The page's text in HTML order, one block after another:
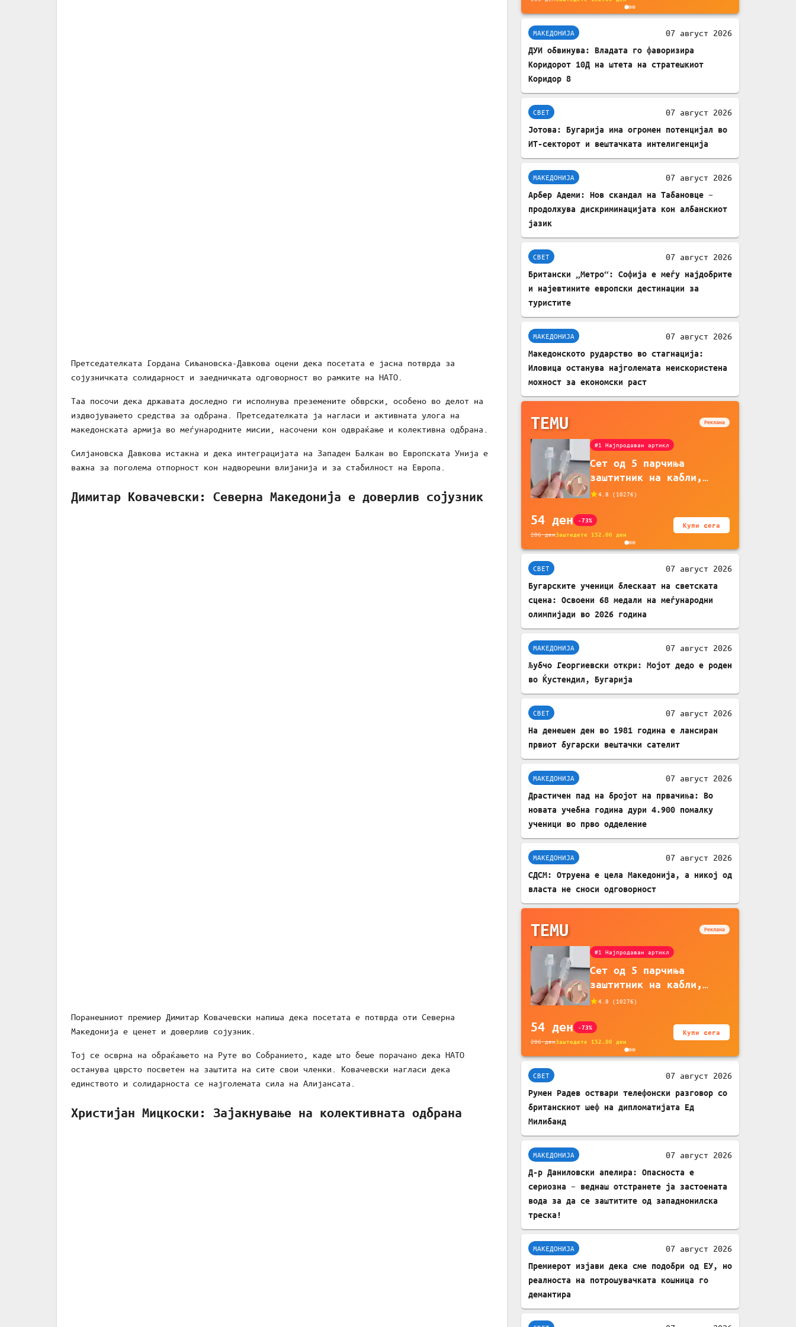
Претседателката Гордана Сиљановска-Давкова оцени дека посетата е јасна потврда за
сојузничката солидарност и заедничката одговорност во рамките на НАТО.
Таа посочи дека државата доследно ги исполнува преземените обврски, особено во делот на
издвојувањето средства за одбрана. Претседателката ја нагласи и активната улога на
македонската армија во меѓународните мисии, насочени кон одвраќање и колективна одбрана.
Силјановска Давкова истакна и дека интеграцијата на Западен Балкан во Европската Унија е
важна за поголема отпорност кон надворешни влијанија и за стабилност на Европа.
Димитар Ковачевски: Северна Македонија е доверлив сојузник
Поранешниот премиер Димитар Ковачевски напиша дека посетата е потврда оти Северна
Македонија е ценет и доверлив сојузник.
Тој се осврна на обраќањето на Руте во Собранието, каде што беше порачано дека НАТО
останува цврсто посветен на заштита на сите свои членки. Ковачевски нагласи дека
единството и солидарноста се најголемата сила на Алијансата.
Христијан Мицкоски: Зајакнување на колективната одбрана
мобилни телефони,
МАКЕДОНИЈА 07 август 2026
ДУИ обвинува: Владата го фаворизира
Коридорот 10Д на штета на стратешкиот
Коридор 8
СВЕТ 07 август 2026
Јотова: Бугарија има огромен потенцијал во
ИТ-секторот и вештачката интелигенција
МАКЕДОНИЈА 07 август 2026
Арбер Адеми: Нов скандал на Табановце –
продолжува дискриминацијата кон албанскиот
јазик
СВЕТ 07 август 2026
Британски „Метро“: Софија е меѓу најдобрите
и најевтините европски дестинации за
туристите
МАКЕДОНИЈА 07 август 2026
Македонското рударство во стагнација:
Иловица останува најголемата неискористена
можност за економски раст
TEMU Реклама
#1 Најпродаван артикл
Сет од 5 парчиња
заштитник на кабли,
прекривка за заштита на
за заштита на кабли,
без батерија, за
мобилни телефони,
4.8 ( 10276)
54 ден -73%
206денЗаштедете 152.00 ден
Купи сега
СВЕТ 07 август 2026
Бугарските ученици блескаат на светската
сцена: Освоени 68 медали на меѓународни
олимпијади во 2026 година
МАКЕДОНИЈА 07 август 2026
Љубчо Георгиевски откри: Мојот дедо е роден
во Ќустендил, Бугарија
СВЕТ 07 август 2026
На денешен ден во 1981 година е лансиран
првиот бугарски вештачки сателит
МАКЕДОНИЈА 07 август 2026
Драстичен пад на бројот на првачиња: Во
новата учебна година дури 4.900 помалку
ученици во прво одделение
МАКЕДОНИЈА 07 август 2026
СДСМ: Отруена е цела Македонија, а никој од
власта не сноси одговорност
TEMU Реклама
#1 Најпродаван артикл
Сет од 5 парчиња
заштитник на кабли,
прекривка за заштита на
за заштита на кабли,
без батерија, за
мобилни телефони,
4.8 ( 10276)
54 ден -73%
206денЗаштедете 152.00 ден
Купи сега
СВЕТ 07 август 2026
Румен Радев оствари телефонски разговор со
британскиот шеф на дипломатијата Ед
Милибанд
МАКЕДОНИЈА 07 август 2026
Д-р Даниловски апелира: Опасноста е
сериозна – веднаш отстранете ја застоената
вода за да се заштитите од западнонилска
треска!
МАКЕДОНИЈА 07 август 2026
Премиерот изјави дека сме подобри од ЕУ, но
реалноста на потрошувачката кошница го
демантира